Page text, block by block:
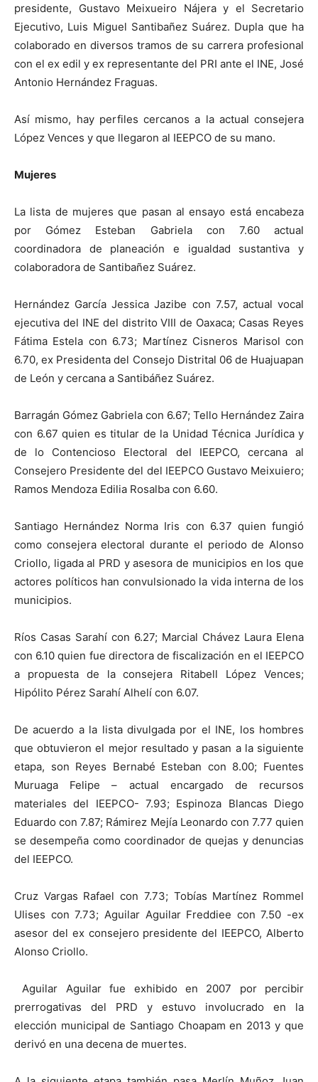
presidente, Gustavo Meixueiro Nájera y el Secretario
Ejecutivo, Luis Miguel Santibañez Suárez. Dupla que ha
colaborado en diversos tramos de su carrera profesional
con el ex edil y ex representante del PRI ante el INE, José
Antonio Hernández Fraguas.
Así mismo, hay perfiles cercanos a la actual consejera
López Vences y que llegaron al IEEPCO de su mano.
Mujeres
La lista de mujeres que pasan al ensayo está encabeza
por Gómez Esteban Gabriela con 7.60 actual
coordinadora de planeación e igualdad sustantiva y
colaboradora de Santibañez Suárez.
Hernández García Jessica Jazibe con 7.57, actual vocal
ejecutiva del INE del distrito VIII de Oaxaca; Casas Reyes
Fátima Estela con 6.73; Martínez Cisneros Marisol con
6.70, ex Presidenta del Consejo Distrital 06 de Huajuapan
de León y cercana a Santibáñez Suárez.
Barragán Gómez Gabriela con 6.67; Tello Hernández Zaira
con 6.67 quien es titular de la Unidad Técnica Jurídica y
de lo Contencioso Electoral del IEEPCO, cercana al
Consejero Presidente del del IEEPCO Gustavo Meixuiero;
Ramos Mendoza Edilia Rosalba con 6.60.
Santiago Hernández Norma Iris con 6.37 quien fungió
como consejera electoral durante el periodo de Alonso
Criollo, ligada al PRD y asesora de municipios en los que
actores políticos han convulsionado la vida interna de los
municipios.
Ríos Casas Sarahí con 6.27; Marcial Chávez Laura Elena
con 6.10 quien fue directora de fiscalización en el IEEPCO
a propuesta de la consejera Ritabell López Vences;
Hipólito Pérez Sarahí Alhelí con 6.07.
De acuerdo a la lista divulgada por el INE, los hombres
que obtuvieron el mejor resultado y pasan a la siguiente
etapa, son Reyes Bernabé Esteban con 8.00; Fuentes
Muruaga Felipe – actual encargado de recursos
materiales del IEEPCO- 7.93; Espinoza Blancas Diego
Eduardo con 7.87; Rámirez Mejía Leonardo con 7.77 quien
se desempeña como coordinador de quejas y denuncias
del IEEPCO.
Cruz Vargas Rafael con 7.73; Tobías Martínez Rommel
Ulises con 7.73; Aguilar Aguilar Freddiee con 7.50 -ex
asesor del ex consejero presidente del IEEPCO, Alberto
Alonso Criollo.
Aguilar Aguilar fue exhibido en 2007 por percibir
prerrogativas del PRD y estuvo involucrado en la
elección municipal de Santiago Choapam en 2013 y que
derivó en una decena de muertes.